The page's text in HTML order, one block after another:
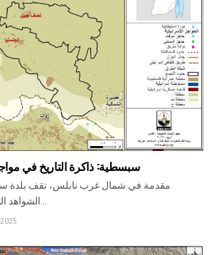
سبسطية: ذاكرة التاريخ في
مقدمة في شمال غرب نابلس، تقف بلدة
الشواهد التاريخية في فلسطين، إذ...